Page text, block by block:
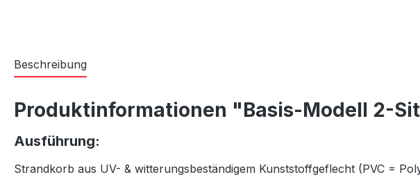
Beschreibung
Produktinformationen "Basis-Modell 2-
Ausführung:
Strandkorb aus UV- & witterungsbeständigem Kunststoffgeflecht (PVC =